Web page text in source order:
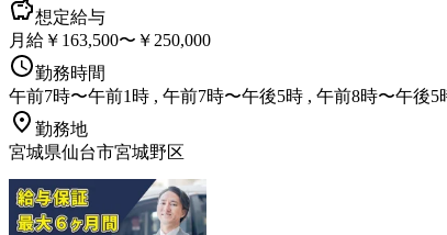
想定給与
月給￥163,500〜￥250,000
勤務時間
午前7時〜午前1時 , 午前7時〜午後5時 , 午前8時〜午後
勤務地
宮城県仙台市宮城野区